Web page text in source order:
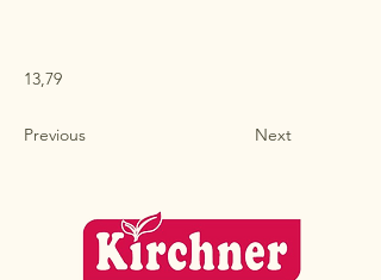
13,79
Previous Next